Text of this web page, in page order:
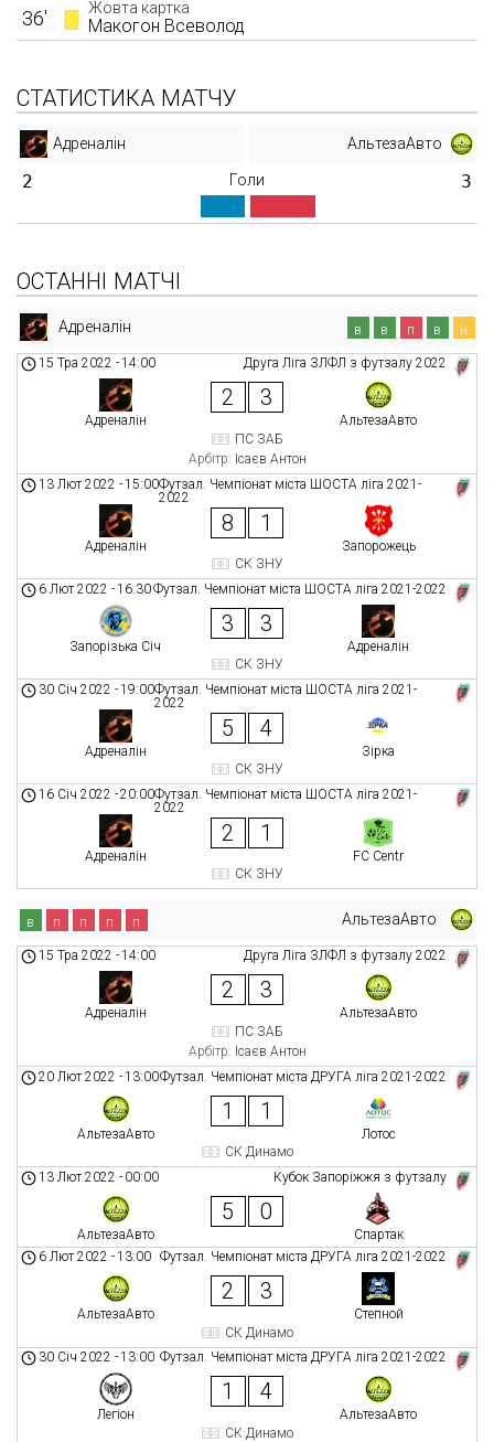
Жовта картка
Макогон Всеволод
36'
СТАТИСТИКА МАТЧУ
Адреналін АльтезаАвто
2 Голи 3
ОСТАННІ МАТЧІ
Адреналін в в п в н
Друга Ліга ЗЛФЛ з футзалу 2022
15 Тра 2022 -14:00
Адреналін
2 3
АльтезаАвто
ПС ЗАБ
Арбітр: Ісаєв Антон
Футзал. Чемпіонат міста ШОСТА ліга 2021-
2022
13 Лют 2022 -15:00
Адреналін
8 1
Запорожець
СК ЗНУ
Футзал. Чемпіонат міста ШОСТА ліга 2021-2022
6 Лют 2022 -16:30
Запорізька Січ
3 3
Адреналін
СК ЗНУ
Футзал. Чемпіонат міста ШОСТА ліга 2021-
2022
30 Січ 2022 -19:00
Адреналін
5 4
Зірка
СК ЗНУ
Футзал. Чемпіонат міста ШОСТА ліга 2021-
2022
16 Січ 2022 -20:00
Адреналін
2 1
FC Centr
СК ЗНУ
АльтезаАвто
в п п п п
Друга Ліга ЗЛФЛ з футзалу 2022
15 Тра 2022 -14:00
Адреналін
2 3
АльтезаАвто
ПС ЗАБ
Арбітр: Ісаєв Антон
Футзал. Чемпіонат міста ДРУГА ліга 2021-2022
20 Лют 2022 -13:00
АльтезаАвто
1 1
Лотос
СК Динамо
Кубок Запоріжжя з футзалу
13 Лют 2022 - 00:00
АльтезаАвто
5 0
Спартак
Футзал. Чемпіонат міста ДРУГА ліга 2021-2022
6 Лют 2022 -13:00
АльтезаАвто
2 3
Степной
СК Динамо
Футзал. Чемпіонат міста ДРУГА ліга 2021-2022
30 Січ 2022 -13:00
Легіон
1 4
АльтезаАвто
СК Динамо